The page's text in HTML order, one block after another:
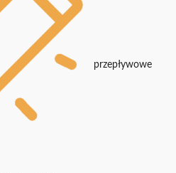
przepływowe